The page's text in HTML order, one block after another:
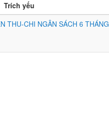
Trích yếu
THU-CHI NGÂN SÁCH 6 THÁNG